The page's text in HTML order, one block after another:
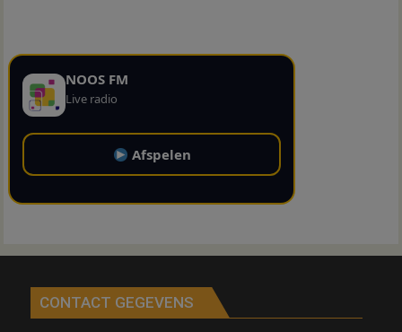
NOOS FM
Live radio
Afspelen
CONTACT GEGEVENS